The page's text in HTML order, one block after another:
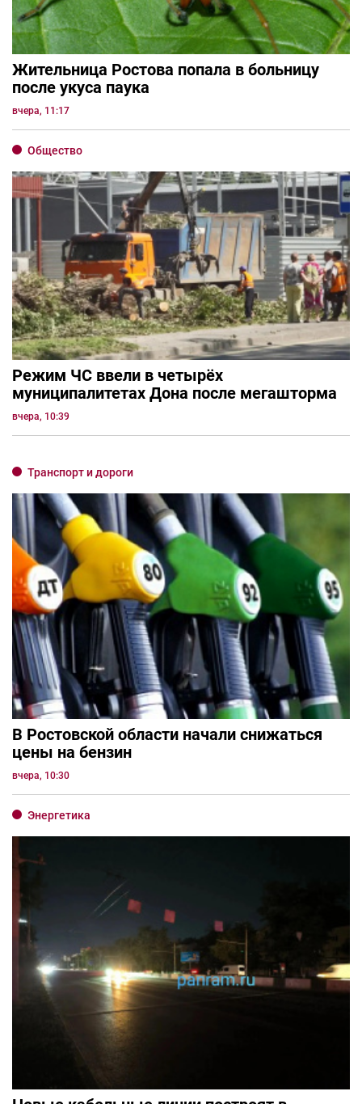
Жительница Ростова попала в больницу
после укуса паука
вчера, 11:17
Общество
Режим ЧС ввели в четырёх
муниципалитетах Дона после мегашторма
вчера, 10:39
Транспорт и дороги
В Ростовской области начали снижаться
цены на бензин
вчера, 10:30
Энергетика